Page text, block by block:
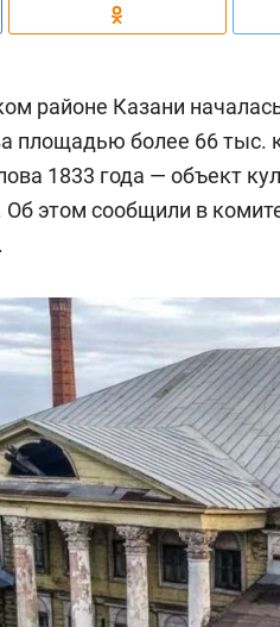
районе Казани
площадью более 66 тыс.
1833 года — объект
Об этом сообщили в